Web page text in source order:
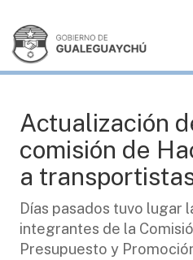
CIUDAD
Actualización
comisión de
a
Días pasados tuvo lugar
integrantes de la
Presupuesto y